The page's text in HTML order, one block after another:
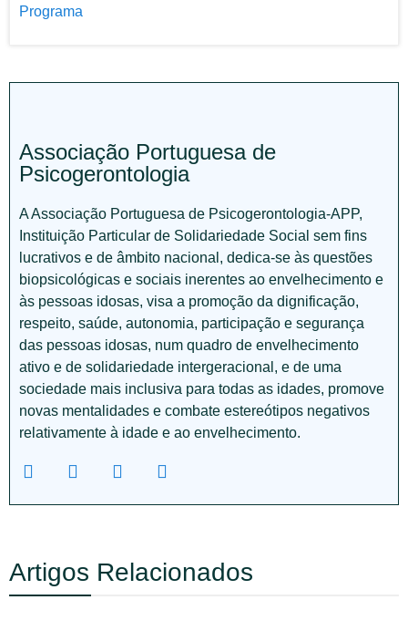
Programa
Associação Portuguesa de
Psicogerontologia
A Associação Portuguesa de Psicogerontologia-APP,
Instituição Particular de Solidariedade Social sem fins
lucrativos e de âmbito nacional, dedica-se às questões
biopsicológicas e sociais inerentes ao envelhecimento e
às pessoas idosas, visa a promoção da dignificação,
respeito, saúde, autonomia, participação e segurança
das pessoas idosas, num quadro de envelhecimento
ativo e de solidariedade intergeracional, e de uma
sociedade mais inclusiva para todas as idades, promove
novas mentalidades e combate estereótipos negativos
relativamente à idade e ao envelhecimento.
Artigos Relacionados